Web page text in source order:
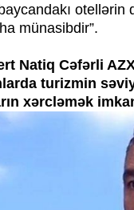
münasibdir”.
Natiq Cəfərli
turizmin
xərcləmək